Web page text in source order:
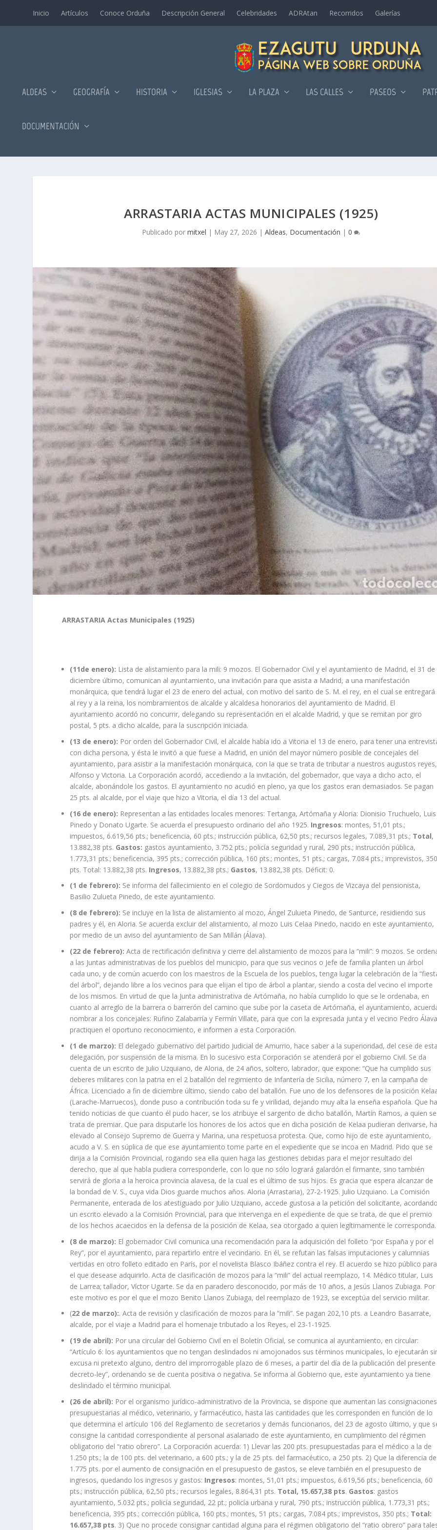
Inicio Artí­culos Conoce Orduña Descripción General Celebridades ADRAtan Recorridos Galerí­as
ALDEAS GEOGRAFÍA HISTORIA IGLESIAS LA PLAZA LAS CALLES PASEOS
DOCUMENTACIÓN
ARRASTARIA ACTAS MUNICIPALES (1925)
Publicado pormitxel | May 27, 2026 |Aldeas, Documentación |0
ARRASTARIA Actas Municipales (1925)
(11de enero): Lista de alistamiento para la mili: 9 mozos. El Gobernador Civil y el ayuntamiento de Madrid, el 31 de
diciembre último, comunican al ayuntamiento, una invitación para que asista a Madrid, a una manifestación
monárquica, que tendrá lugar el 23 de enero del actual, con motivo del santo de S. M. el rey, en el cual se entregará
al rey y a la reina, los nombramientos de alcalde y alcaldesa honorarios del ayuntamiento de Madrid. El
ayuntamiento acordó no concurrir, delegando su representación en el alcalde Madrid, y que se remitan por giro
postal, 5 pts. a dicho alcalde, para la suscripción iniciada.
(13 de enero): Por orden del Gobernador Civil, el alcalde había ido a Vitoria el 13 de enero, para tener una
con dicha persona, y ésta le invitó a que fuese a Madrid, en unión del mayor número posible de concejales del
ayuntamiento, para asistir a la manifestación monárquica, con la que se trata de tributar a nuestros augustos reyes,
Alfonso y Victoria. La Corporación acordó, accediendo a la invitación, del gobernador, que vaya a dicho acto, el
alcalde, abonándole los gastos. El ayuntamiento no acudió en pleno, ya que los gastos eran demasiados. Se pagan
25 pts. al alcalde, por el viaje que hizo a Vitoria, el día 13 del actual.
(16 de enero): Representan a las entidades locales menores: Tertanga, Artómaña y Aloria: Dionisio Truchuelo, Luis
Pinedo y Donato Ugarte. Se acuerda el presupuesto ordinario del año 1925. Ingresos: montes, 51,01 pts.;
impuestos, 6.619,56 pts.; beneficencia, 60 pts.; instrucción pública, 62,50 pts.; recursos legales, 7.089,31 pts.; Total,
13.882,38 pts. Gastos: gastos ayuntamiento, 3.752 pts.; policía seguridad y rural, 290 pts.; instrucción pública,
1.773,31 pts.; beneficencia, 395 pts.; corrección pública, 160 pts.; montes, 51 pts.; cargas, 7.084 pts.; imprevistos, 350
pts. Total: 13.882,38 pts. Ingresos, 13.882,38 pts.; Gastos, 13.882,38 pts. Déficit: 0.
(1 de febrero): Se informa del fallecimiento en el colegio de Sordomudos y Ciegos de Vizcaya del pensionista,
Basilio Zulueta Pinedo, de este ayuntamiento.
(8 de febrero): Se incluye en la lista de alistamiento al mozo, Ángel Zulueta Pinedo, de Santurce, residiendo sus
padres y él, en Aloria. Se acuerda excluir del alistamiento, al mozo Luis Celaa Pinedo, nacido en este ayuntamiento,
por medio de un aviso del ayuntamiento de San Millán (Álava).
(22 de febrero): Acta de rectificación definitiva y cierre del alistamiento de mozos para la “mili”: 9 mozos. Se
a las Juntas administrativas de los pueblos del municipio, para que sus vecinos o Jefe de familia planten un árbol
cada uno, y de común acuerdo con los maestros de la Escuela de los pueblos, tenga lugar la celebración de la
del árbol”, dejando libre a los vecinos para que elijan el tipo de árbol a plantar, siendo a costa del vecino el importe
de los mismos. En virtud de que la Junta administrativa de Artómaña, no había cumplido lo que se le ordenaba, en
cuanto al arreglo de la barrera o barrerón del camino que sube por la caseta de Artómaña, el ayuntamiento,
nombrar a los concejales: Rufino Zalabarría y Fermín Villate, para que con la expresada junta y el vecino Pedro
practiquen el oportuno reconocimiento, e informen a esta Corporación.
(1 de marzo): El delegado gubernativo del partido Judicial de Amurrio, hace saber a la superioridad, del cese de esta
delegación, por suspensión de la misma. En lo sucesivo esta Corporación se atenderá por el gobierno Civil. Se da
cuenta de un escrito de Julio Uzquiano, de Aloria, de 24 años, soltero, labrador, que expone: “Que ha cumplido sus
deberes militares con la patria en el 2 batallón del regimiento de Infantería de Sicilia, número 7, en la campaña de
África. Licenciado a fin de diciembre último, siendo cabo del batallón. Fue uno de los defensores de la posición
(Larache-Marruecos), donde puso a contribución toda su fe y virilidad, dejando muy alta la enseña española. Que ha
tenido noticias de que cuanto él pudo hacer, se los atribuye el sargento de dicho batallón, Martín Ramos, a quien se
trata de premiar. Que para disputarle los honores de los actos que en dicha posición de Kelaa pudieran derivarse, ha
elevado al Consejo Supremo de Guerra y Marina, una respetuosa protesta. Que, como hijo de este ayuntamiento,
acudo a V. S. en súplica de que ese ayuntamiento tome parte en el expediente que se incoa en Madrid. Pido que se
dirija a la Comisión Provincial, rogando sea ella quien haga las gestiones debidas para el mejor resultado del
derecho, que al que habla pudiera corresponderle, con lo que no sólo logrará galardón el firmante, sino también
servirá de gloria a la heroica provincia alavesa, de la cual es el último de sus hijos. Es gracia que espera alcanzar de
la bondad de V. S., cuya vida Dios guarde muchos años. Aloria (Arrastaria), 27-2-1925. Julio Uzquiano. La Comisión
Permanente, enterada de los atestiguado por Julio Uzquiano, accede gustosa a la petición del solicitante, acordando
un escrito elevado a la Comisión Provincial, para que intervenga en el expediente de que se trata, de que el premio
de los hechos acaecidos en la defensa de la posición de Kelaa, sea otorgado a quien legítimamente le corresponda.
(8 de marzo): El gobernador Civil comunica una recomendación para la adquisición del folleto “por España y por el
Rey”, por el ayuntamiento, para repartirlo entre el vecindario. En él, se refutan las falsas imputaciones y calumnias
vertidas en otro folleto editado en París, por el novelista Blasco Ibáñez contra el rey. El acuerdo se hizo público para
el que desease adquirirlo. Acta de clasificación de mozos para la “mili” del actual reemplazo, 14. Médico titular, Luis
de Larrea; tallador, Víctor Ugarte. Se da en paradero desconocido, por más de 10 años, a Jesús Llanos Zubiaga. Por
este motivo es por el que el mozo Benito Llanos Zubiaga, del reemplazo de 1923, se exceptúa del servicio militar.
(22 de marzo):. Acta de revisión y clasificación de mozos para la “mili”. Se pagan 202,10 pts. a Leandro Basarrate,
alcalde, por el viaje a Madrid para el homenaje tributado a los Reyes, el 23-1-1925.
(19 de abril): Por una circular del Gobierno Civil en el Boletín Oficial, se comunica al ayuntamiento, en circular:
“Artículo 6: los ayuntamientos que no tengan deslindados ni amojonados sus términos municipales, lo ejecutarán
excusa ni pretexto alguno, dentro del improrrogable plazo de 6 meses, a partir del día de la publicación del presente
decreto-ley”, ordenando se de cuenta positiva o negativa. Se informa al Gobierno que, este ayuntamiento ya tiene
deslindado el término municipal.
(26 de abril): Por el organismo jurídico-administrativo de la Provincia, se dispone que aumentan las consignaciones
presupuestarias al médico, veterinario, y farmacéutico, hasta las cantidades que les corresponden en función de lo
que determina el artículo 106 del Reglamento de secretarios y demás funcionarios, del 23 de agosto último, y que
consigne la cantidad correspondiente al personal asalariado de este ayuntamiento, en cumplimiento del régimen
obligatorio del “ratio obrero”. La Corporación acuerda: 1) Llevar las 200 pts. presupuestadas para el médico a la de
1.250 pts.; la de 100 pts. del veterinario, a 600 pts.; y la de 25 pts. del farmacéutico, a 250 pts. 2) Que la diferencia de
1.775 pts. por el aumento de consignación en el presupuesto de gastos, se eleve también en el presupuesto de
ingresos, quedando los ingresos y gastos: Ingresos: montes, 51,01 pts.; impuestos, 6.619,56 pts.; beneficencia, 60
pts.; instrucción pública, 62,50 pts.; recursos legales, 8.864,31 pts. Total, 15.657,38 pts. Gastos: gastos
ayuntamiento, 5.032 pts.; policía seguridad, 22 pt.; policía urbana y rural, 790 pts.; instrucción pública, 1.773,31 pts.;
beneficencia, 395 pts.; corrección pública, 160 pts.; montes, 51 pts.; cargas, 7.084 pts.; imprevistos, 350 pts.; Total:
16.657,38 pts. 3) Que no procede consignar cantidad alguna para el régimen obligatorio del “ratio obrero” para